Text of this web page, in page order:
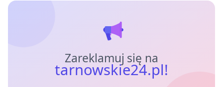
Zareklamuj się na
tarnowskie24.pl!